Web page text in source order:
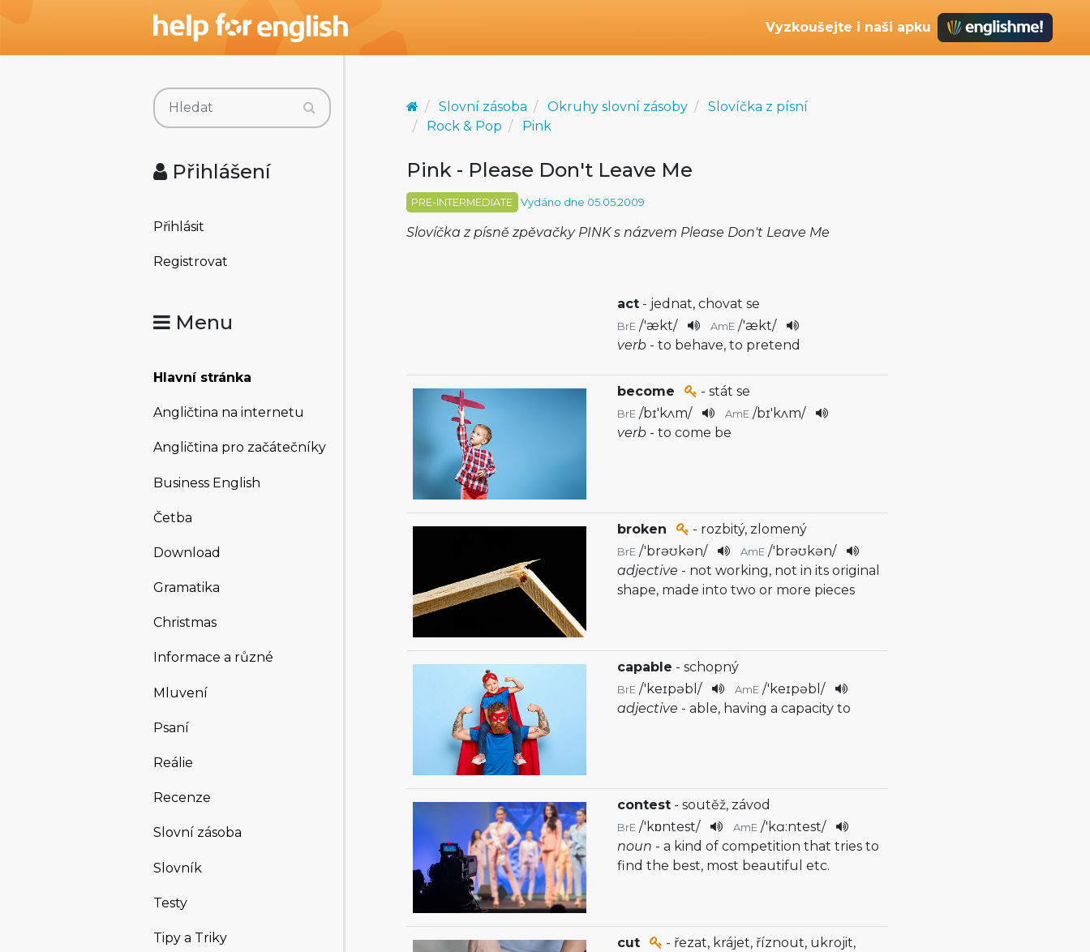
Vyzkoušejte i naši apku
Přihlášení
Přihlásit
Registrovat
Menu
Hlavní stránka
Angličtina na internetu
Angličtina pro začátečníky
Business English
Četba
Download
Gramatika
Christmas
Informace a různé
Mluvení
Psaní
Reálie
Recenze
Slovní zásoba
Slovník
Testy
Tipy a Triky
Slovní zásoba Okruhy slovní zásoby
Slovíčka z písní
Rock & Pop
Pink
Pink - Please Don't Leave Me
PRE-INTERMEDIATE Vydáno dne 05.05.2009
Slovíčka z písně zpěvačky PINK s názvem Please Don't Leave Me
act - jednat, chovat se
BrE /'ækt/ AmE /'ækt/
verb - to behave, to pretend
become - stát se
BrE /bɪ'kʌm/ AmE /bɪ'kʌm/
verb - to come be
broken - rozbitý, zlomený
BrE /'brəʊkən/ AmE /'brəʊkən/
adjective - not working, not in its original
shape, made into two or more pieces
capable - schopný
BrE /'keɪpəbl/ AmE /'keɪpəbl/
adjective - able, having a capacity to
contest - soutěž, závod
BrE /'kɒntest/ AmE /'kɑ:ntest/
noun - a kind of competition that tries to
find the best, most beautiful etc.
cut
- řezat, krájet, říznout, ukrojit,